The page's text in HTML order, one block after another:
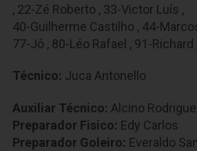
, 22-Zé Roberto , 33-Victor Luís ,
40-Guilherme Castilho , 44-
77-Jô , 80-Léo Rafael , 91-Richard
Técnico: Juca Antonello
Auxiliar Técnico: Alcino
Preparador Fisico: Edy Carlos
Preparador Goleiro: Everaldo